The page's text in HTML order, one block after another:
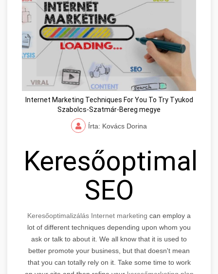
Internet Marketing Techniques For You To Try Tyukod
Szabolcs-Szatmár-Bereg megye
Írta: Kovács Dorina
SEO
Keresőoptimalizálás Internet marketing can employ a
lot of different techniques depending upon whom you
ask or talk to about it. We all know that it is used to
better promote your business, but that doesn't mean
that you can totally rely on it. Take some time to work